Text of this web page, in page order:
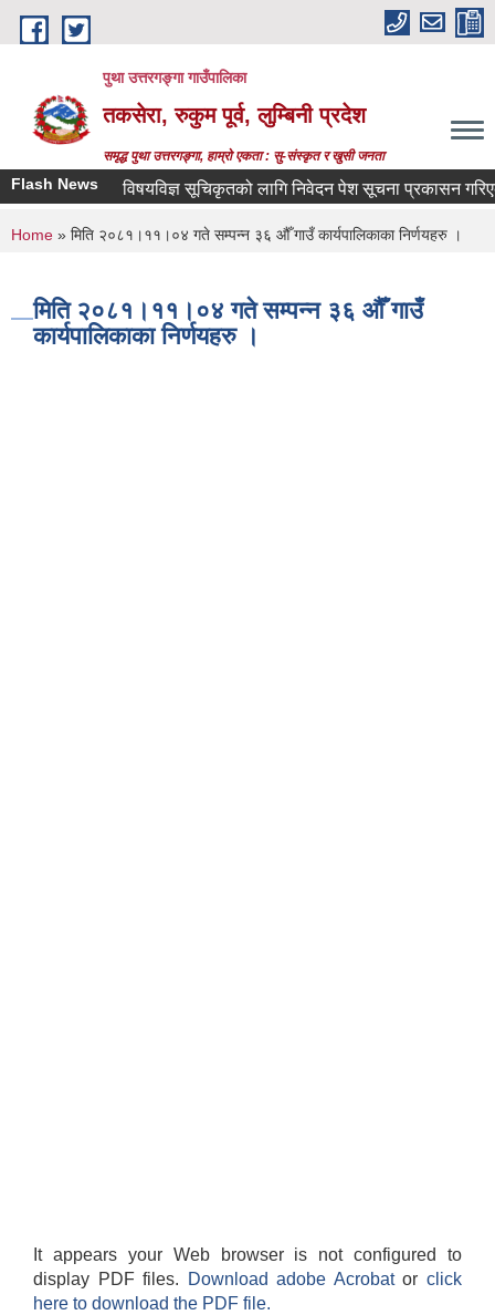
Skip to main content
पुथा उत्तरगङ्गा गाउँपालिका
तकसेरा, रुकुम पूर्व, लुम्बिनी प्रदेश
समृद्ध पुथा उत्तरगङ्गा, हाम्रो एकता : सु-संस्कृत र खुसी जनता
Flash Newsविषयविज्ञ सूचिकृतको लागि निवेदन पेश सूचना प्रकासन गरिएको
You are here
Home » मिति २०८१।११।०४ गते सम्पन्न ३६ औँ गाउँ कार्यपालिकाका निर्णयहरु ।
मिति २०८१।११।०४ गते सम्पन्न ३६ औँ गाउँ
कार्यपालिकाका निर्णयहरु ।
It appears your Web browser is not configured to
display PDF files.
Download adobe Acrobatorclick
here to download the PDF file.